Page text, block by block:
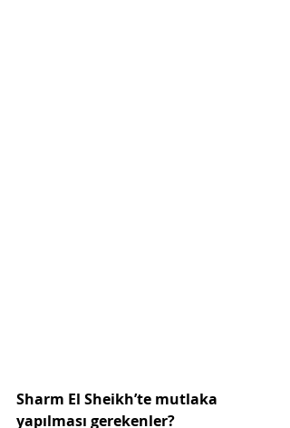
Sharm El Sheikh’te mutlaka
yapılması gerekenler?